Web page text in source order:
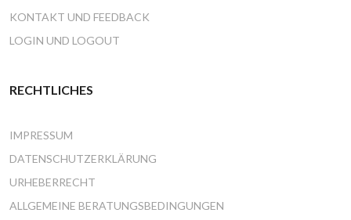
KONTAKT UND FEEDBACK
LOGIN UND LOGOUT
RECHTLICHES
IMPRESSUM
DATENSCHUTZERKLÄRUNG
URHEBERRECHT
ALLGEMEINE BERATUNGSBEDINGUNGEN